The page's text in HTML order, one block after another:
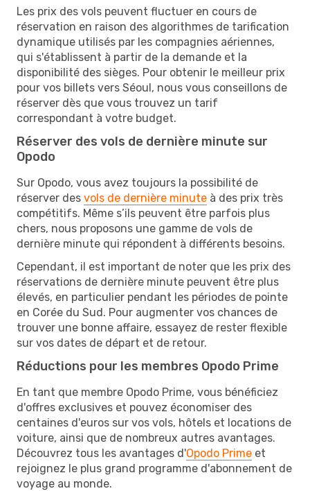
Les prix des vols peuvent fluctuer en cours de
réservation en raison des algorithmes de tarification
dynamique utilisés par les compagnies aériennes,
qui s'établissent à partir de la demande et la
disponibilité des sièges. Pour obtenir le meilleur prix
pour vos billets vers Séoul, nous vous conseillons de
réserver dès que vous trouvez un tarif
correspondant à votre budget.
Réserver des vols de dernière minute sur
Opodo
Sur Opodo, vous avez toujours la possibilité de
réserver des vols de dernière minute à des prix très
compétitifs. Même s’ils peuvent être parfois plus
chers, nous proposons une gamme de vols de
dernière minute qui répondent à différents besoins.
Cependant, il est important de noter que les prix des
réservations de dernière minute peuvent être plus
élevés, en particulier pendant les périodes de pointe
en Corée du Sud. Pour augmenter vos chances de
trouver une bonne affaire, essayez de rester flexible
sur vos dates de départ et de retour.
Réductions pour les membres Opodo Prime
En tant que membre Opodo Prime, vous bénéficiez
d'offres exclusives et pouvez économiser des
centaines d'euros sur vos vols, hôtels et locations de
voiture, ainsi que de nombreux autres avantages.
Découvrez tous les avantages d'Opodo Prime et
rejoignez le plus grand programme d'abonnement de
voyage au monde.